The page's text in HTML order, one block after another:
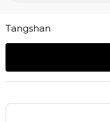
Tangshan